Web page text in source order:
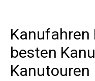
Kanufahren
besten
Kanutouren